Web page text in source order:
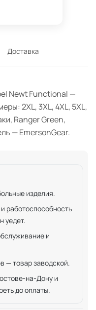
Доставка
Newt Functional —
2XL, 3XL, 4XL, 5XL,
Ranger Green,
— EmersonGear.
изделия.
работоспособность
уедет.
и
— товар заводской.
на-Дону и
до оплаты.